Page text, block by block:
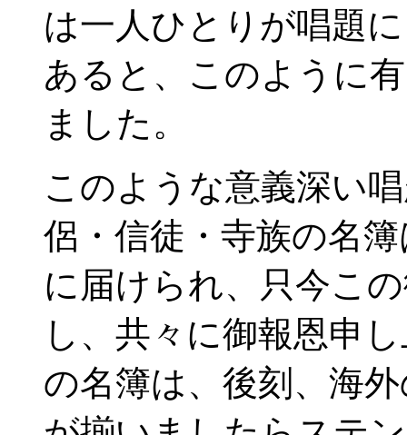
は一人ひとりが唱題
あると、このように
ました。
このような意義深い
侶・信徒・寺族の名
に届けられ、只今こ
し、共々に御報恩申
の名簿は、後刻、海